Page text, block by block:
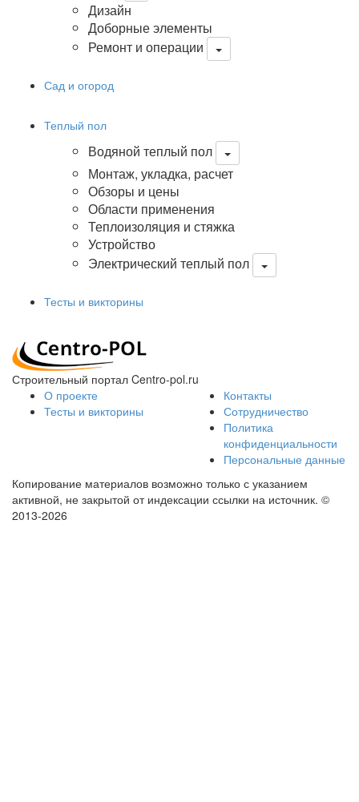
Дизайн
Доборные элементы
Ремонт и операции
Сад и огород
Теплый пол
Водяной теплый пол
Монтаж, укладка, расчет
Обзоры и цены
Области применения
Теплоизоляция и стяжка
Устройство
Электрический теплый пол
Тесты и викторины
Строительный портал Centro-pol.ru
О проекте
Тесты и викторины
Контакты
Сотрудничество
Политика
конфиденциальности
Персональные данные
Копирование материалов возможно только с указанием
активной, не закрытой от индексации ссылки на источник. ©
2013-2026